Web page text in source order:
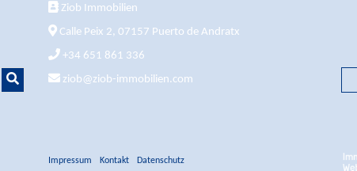
Ziob Immobilien
Calle Peix 2, 07157 Puerto de Andratx
+34 651 861 336
ziob@ziob-immobilien.com
Impressum Kontakt Datenschutz